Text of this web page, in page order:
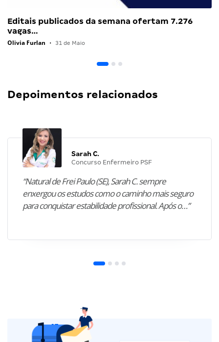
Editais publicados da semana ofertam 7.276
vagas…
Olivia Furlan • 31 de Maio
Depoimentos relacionados
Sarah C.
Concurso Enfermeiro PSF
“Natural de Frei Paulo (SE), Sarah C. sempre
enxergou os estudos como o caminho mais seguro
para conquistar estabilidade profissional. Após o…”